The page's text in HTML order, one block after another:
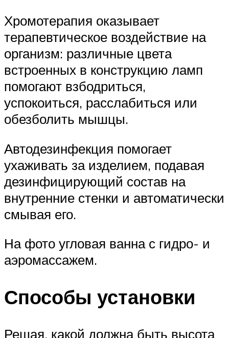
Хромотерапия оказывает
терапевтическое воздействие на
организм: различные цвета
встроенных в конструкцию ламп
помогают взбодриться,
успокоиться, расслабиться или
обезболить мышцы.
Автодезинфекция помогает
ухаживать за изделием, подавая
дезинфицирующий состав на
внутренние стенки и автоматически
смывая его.
На фото угловая ванна с гидро- и
аэромассажем.
Способы установки
Решая, какой должна быть высота